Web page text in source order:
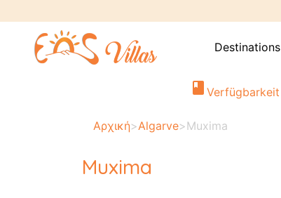
Destinations
book Verfügbarkeit
Αρχική>Algarve>Muxima
Muxima